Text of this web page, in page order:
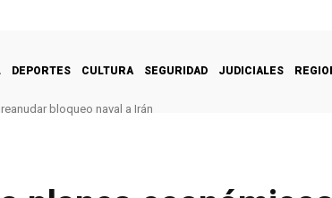
DEPORTES CULTURA SEGURIDAD JUDICIALES
bloqueo naval a Irán